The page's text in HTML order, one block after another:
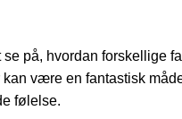
på, hvordan forskellige
være en fantastisk
følelse.